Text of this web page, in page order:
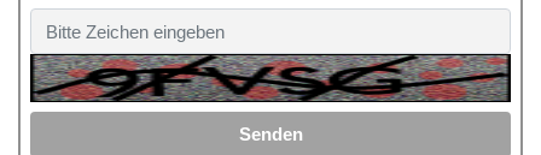
Senden